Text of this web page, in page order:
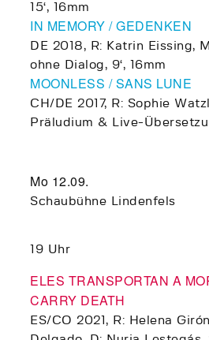
15‘, 16mm
IN MEMORY / GEDENKEN
DE 2018, R: Katrin Eissing,
ohne Dialog, 9‘, 16mm
MOONLESS / SANS LUNE
CH/DE 2017, R: Sophie
Präludium & Live-
Mo 12.09.
Schaubühne Lindenfels
19 Uhr
ELES TRANSPORTAN A
CARRY DEATH
ES/CO 2021, R: Helena